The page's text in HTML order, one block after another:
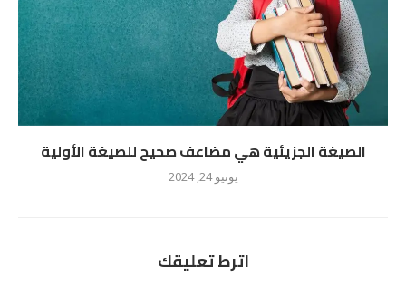
الصيغة الجزيئية هي مضاعف صحيح للصيغة الأولية
يونيو 24, 2024
اترط تعليقك